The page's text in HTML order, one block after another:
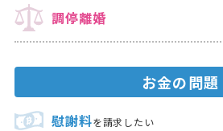
調停離婚
お金の問題
慰謝料を請求したい